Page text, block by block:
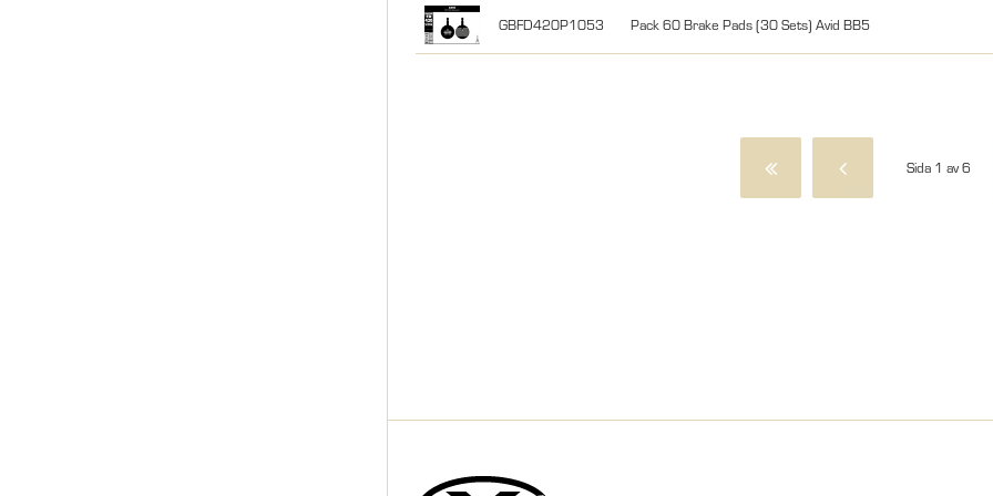
GBFD420P1053 Pack 60 Brake Pads (30 Sets) Avid BB5
Sida 1 av 6